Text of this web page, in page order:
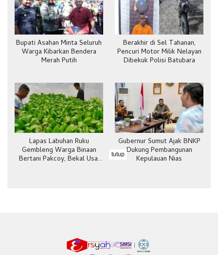
Bupati Asahan Minta Seluruh
Warga Kibarkan Bendera
Merah Putih
Berakhir di Sel Tahanan,
Pencuri Motor Milik Nelayan
Dibekuk Polisi Batubara
Lapas Labuhan Ruku
Gembleng Warga Binaan
Bertani Pakcoy, Bekal Usai
Gubernur Sumut Ajak BNKP
Dukung Pembangunan
Kepulauan Nias
tutup